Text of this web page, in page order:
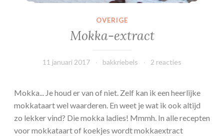
h
OVERIGE
Mokka-extract
11 januari 2017 bakkriebels 2 reacties
Mokka... Je houd er van of niet. Zelf kan ik een heerlijke
mokkataart wel waarderen. En weet je wat ik ook altijd
zo lekker vind? Die mokka ladies! Mmmh. In alle recepten
voor mokkataart of koekjes wordt mokkaextract